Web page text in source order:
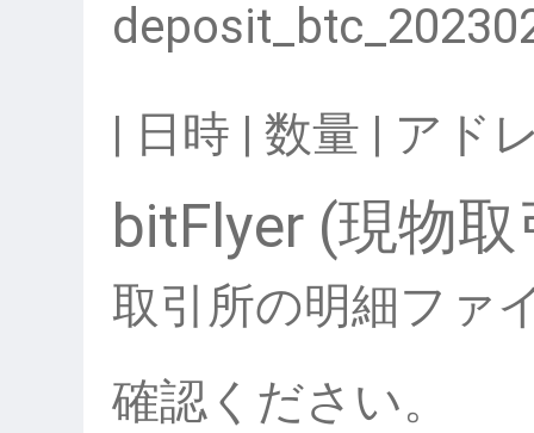
| 日時 | 数量 | アド
bitFlyer (現物
取引所の明細ファ
確認ください。